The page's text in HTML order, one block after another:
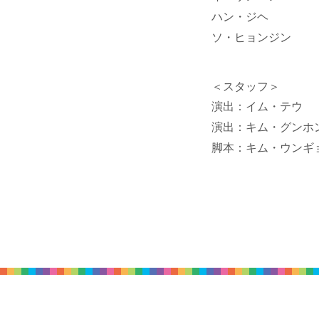
ハン・ジヘ
ソ・ヒョンジン
＜スタッフ＞
演出：イム・テウ
演出：キム・グンホ
脚本：キム・ウンギ